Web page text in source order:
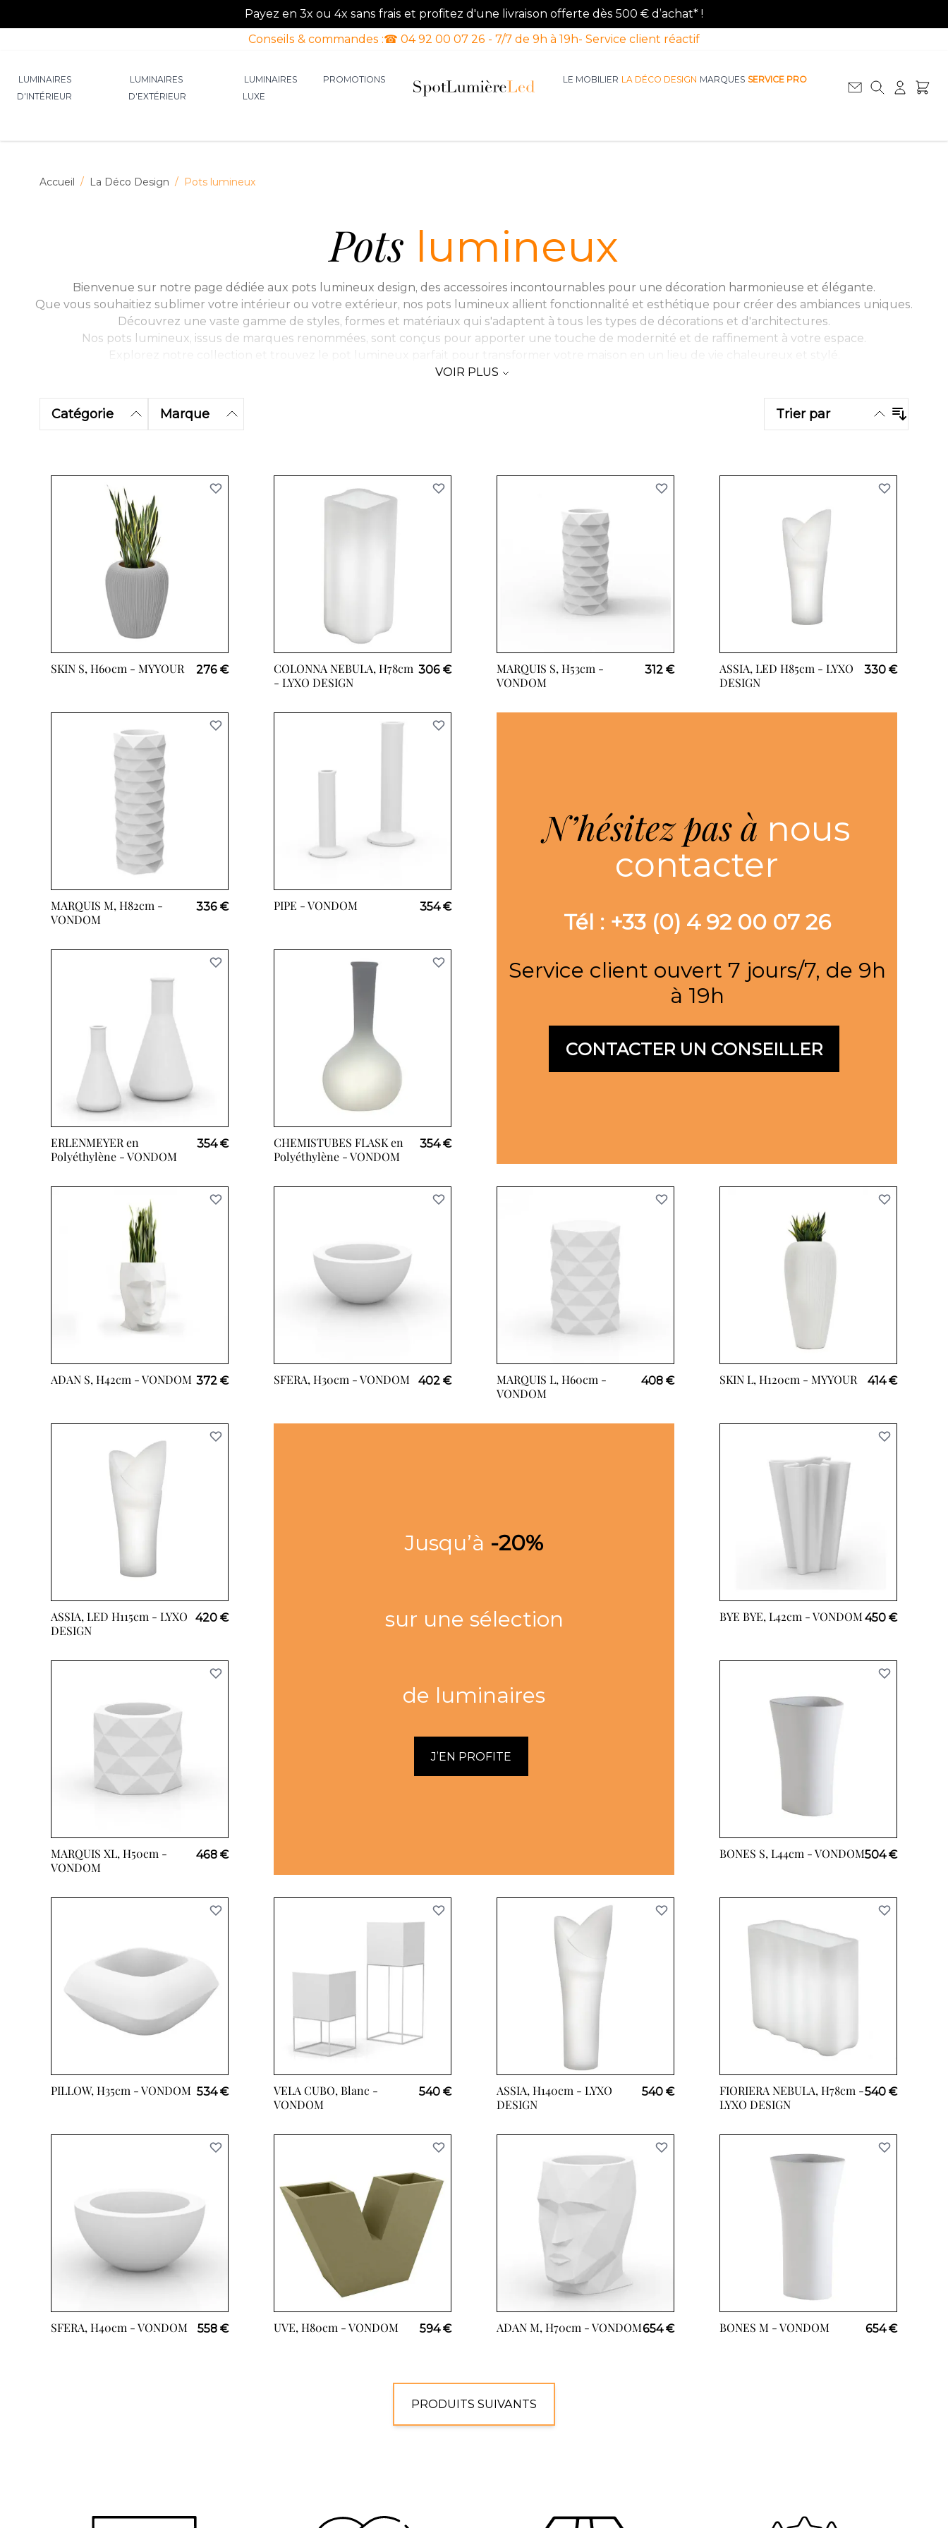
Payez en 3x ou 4x sans frais et profitez d'une livraison offerte dès 500 € d’achat* !
Conseils & commandes :☎ 04 92 00 07 26 - 7/7 de 9h à 19h- Service client réactif
LUMINAIRES
D'INTÉRIEUR
LUMINAIRES
D'EXTÉRIEUR
LUMINAIRES
LUXE
PROMOTIONS LE MOBILIER LA DÉCO DESIGN MARQUES SERVICE PRO
Accueil / La Déco Design / Pots lumineux
Pots lumineux
Bienvenue sur notre page dédiée aux pots lumineux design, des accessoires incontournables pour une décoration harmonieuse et élégante.
Que vous souhaitiez sublimer votre intérieur ou votre extérieur, nos pots lumineux allient fonctionnalité et esthétique pour créer des ambiances uniques.
Découvrez une vaste gamme de styles, formes et matériaux qui s'adaptent à tous les types de décorations et d'architectures.
Nos pots lumineux, issus de marques renommées, sont conçus pour apporter une touche de modernité et de raffinement à votre espace.
Explorez notre collection et trouvez le pot lumineux parfait pour transformer votre maison en un lieu de vie chaleureux et stylé.
VOIR PLUS
Catégorie Marque Trier par
SKIN S, H60cm - MYYOUR 276 €
COLONNA NEBULA, H78cm
- LYXO DESIGN
306 €
MARQUIS S, H53cm -
VONDOM
312 € ASSIA, LED H85cm - LYXO
DESIGN
330 €
MARQUIS M, H82cm -
VONDOM
336 € PIPE -VONDOM 354 €
N’hésitez pas à nous
contacter
Tél : +33 (0) 4 92 00 07 26
Service client ouvert 7 jours/7, de 9h
à 19h
CONTACTER UN CONSEILLER
ERLENMEYER en
Polyéthylène -VONDOM
354 €
CHEMISTUBES FLASK en
Polyéthylène -VONDOM
354 €
ADAN S, H42cm -VONDOM 372 € SFERA, H30cm -VONDOM 402 €
MARQUIS L, H60cm -
VONDOM
408 € SKIN L, H120cm - MYYOUR 414 €
ASSIA, LED H115cm - LYXO
DESIGN
420 €
Jusqu’à -20%
sur une sélection
de luminaires
J’EN PROFITE
BYE BYE, L42cm -VONDOM 450 €
MARQUIS XL, H50cm -
VONDOM
468 € BONES S, L44cm -VONDOM504 €
PILLOW, H35cm -VONDOM 534 €
VELA CUBO, Blanc -
VONDOM
540 € ASSIA, H140cm - LYXO
DESIGN
540 €
FIORIERA NEBULA, H78cm -
LYXO DESIGN
540 €
SFERA, H40cm -VONDOM 558 € UVE, H80cm -VONDOM 594 € ADAN M, H70cm -VONDOM654 € BONES M -VONDOM 654 €
PRODUITS SUIVANTS